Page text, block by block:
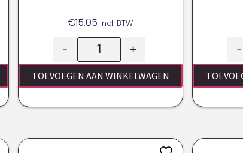
€15.05 Incl. BTW
- +
TOEVOEGEN AAN WINKELWAGEN
-